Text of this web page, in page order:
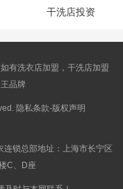
干洗店投资
有洗衣店加盟，干洗店加盟
品牌
隐私条款-版权声明
锁总部地址：上海市长宁区
C、D座